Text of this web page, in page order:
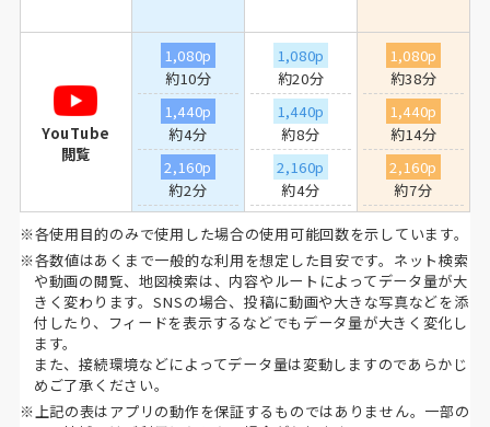
YouTube
閲覧
1,080p
約10分
1,440p
約4分
2,160p
約2分
1,080p
約20分
1,440p
約8分
2,160p
約4分
1,080p
約38分
1,440p
約14分
2,160p
約7分
※各使用目的のみで使用した場合の使用可能回数を示しています。
※各数値はあくまで一般的な利用を想定した目安です。ネット検索
や動画の閲覧、地図検索は、内容やルートによってデータ量が大
きく変わります。SNSの場合、投稿に動画や大きな写真などを添
付したり、フィードを表示するなどでもデータ量が大きく変化し
ます。
また、接続環境などによってデータ量は変動しますのであらかじ
めご了承ください。
※上記の表はアプリの動作を保証するものではありません。一部の